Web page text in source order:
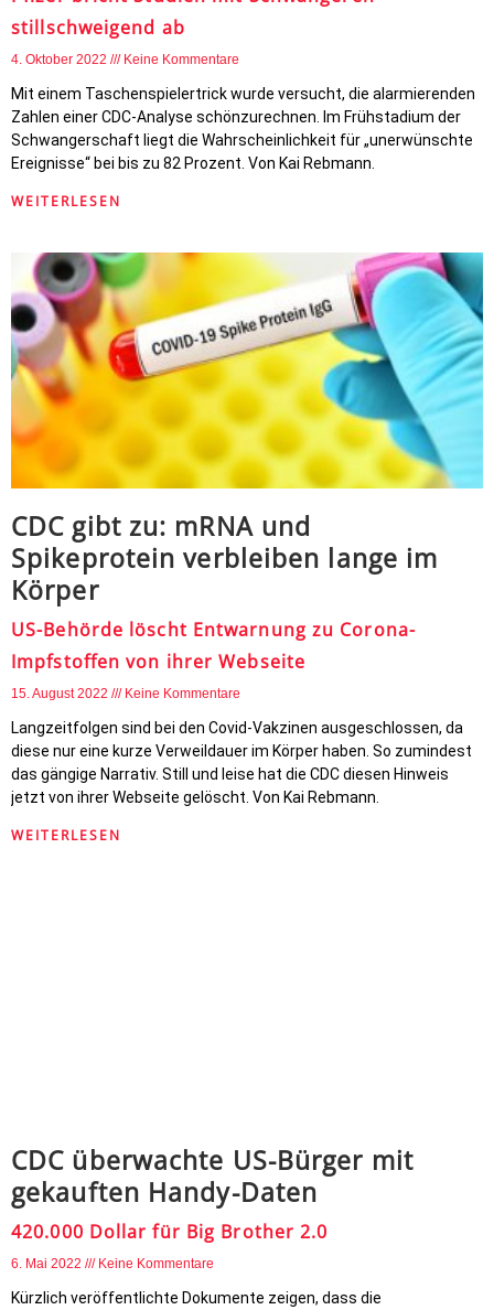
stillschweigend ab
4. Oktober 2022 Keine Kommentare
Mit einem Taschenspielertrick wurde versucht, die alarmierenden
Zahlen einer CDC-Analyse schönzurechnen. Im Frühstadium der
Schwangerschaft liegt die Wahrscheinlichkeit für „unerwünschte
Ereignisse“ bei bis zu 82 Prozent. Von Kai Rebmann.
WEITERLESEN
CDC gibt zu: mRNA und
Spikeprotein verbleiben lange im
Körper
US-Behörde löscht Entwarnung zu Corona-
Impfstoffen von ihrer Webseite
15. August 2022 Keine Kommentare
Langzeitfolgen sind bei den Covid-Vakzinen ausgeschlossen, da
diese nur eine kurze Verweildauer im Körper haben. So zumindest
das gängige Narrativ. Still und leise hat die CDC diesen Hinweis
jetzt von ihrer Webseite gelöscht. Von Kai Rebmann.
WEITERLESEN
CDC überwachte US-Bürger mit
gekauften Handy-Daten
420.000 Dollar für Big Brother 2.0
6. Mai 2022 Keine Kommentare
Kürzlich veröffentlichte Dokumente zeigen, dass die